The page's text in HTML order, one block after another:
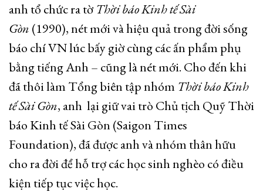
anh tổ chức ra tờ Thời báo Kinh tế Sài
Gòn (1990), nét mới và hiệu quả trong đời sống
báo chí VN lúc bấy giờ cùng các ấn phẩm phụ
bằng tiếng Anh – cũng là nét mới. Cho đến khi
đã thôi làm Tổng biên tập nhóm Thời báo Kinh
tế Sài Gòn, anh lại giữ vai trò Chủ tịch Quỹ Thời
báo Kinh tế Sài Gòn (Saigon Times
Foundation), đã được anh và nhóm thân hữu
cho ra đời để hỗ trợ các học sinh nghèo có điều
kiện tiếp tục việc học.